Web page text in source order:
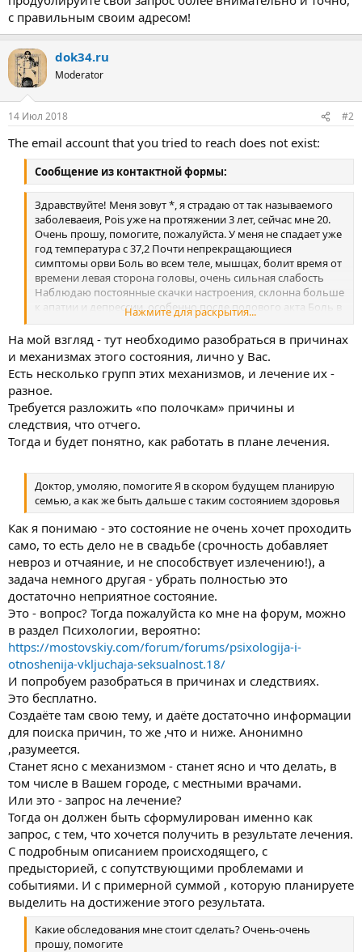
с правильным своим адресом!
dok34.ru
Moderator
14 Июл 2018 #2
The email account that you tried to reach does not exist:
Сообщение из контактной формы:
Здравствуйте! Меня зовут *, я страдаю от так называемого
заболеваеия, Pois уже на протяжении 3 лет, сейчас мне 20.
Очень прошу, помогите, пожалуйста. У меня не спадает уже
год температура с 37,2 Почти непрекращающиеся
симптомы орви Боль во всем теле, мышцах, болит время от
времени левая сторона головы, очень сильная слабость
Наблюдаю постоянные скачки настроения, склонна больше
к апатии и депрессии, особенно после полового акта Боль в
глазах, тревожность, панические атаки, иногда
сосредоточиться бывает сложно. Но через 3-7 дня после
полового акта симптомы идут на спад
Нажмите для раскрытия...
На мой взгляд - тут необходимо разобраться в причинах
и механизмах этого состояния, лично у Вас.
Есть несколько групп этих механизмов, и лечение их -
разное.
Требуется разложить «по полочкам» причины и
следствия, что отчего.
Тогда и будет понятно, как работать в плане лечения.
Доктор, умоляю, помогите Я в скором будущем планирую
семью, а как же быть дальше с таким состоянием здоровья
Как я понимаю - это состояние не очень хочет проходить
само, то есть дело не в свадьбе (срочность добавляет
невроз и отчаяние, и не способствует излечению!), а
задача немного другая - убрать полностью это
достаточно неприятное состояние.
Это - вопрос? Тогда пожалуйста ко мне на форум, можно
в раздел Психологии, вероятно:
https://mostovskiy.com/forum/forums/psixologija-i-
otnoshenija-vkljuchaja-seksualnost.18/
И попробуем разобраться в причинах и следствиях.
Это бесплатно.
Создаёте там свою тему, и даёте достаточно информации
для поиска причин, то же ,что и ниже. Анонимно
,разумеется.
Станет ясно с механизмом - станет ясно и что делать, в
том числе в Вашем городе, с местными врачами.
Или это - запрос на лечение?
Тогда он должен быть сформулирован именно как
запрос, с тем, что хочется получить в результате лечения.
С подробным описанием происходящего, с
предысторией, с сопутствующими проблемами и
событиями. И с примерной суммой , которую планируете
выделить на достижение этого результата.
Какие обследования мне стоит сделать? Очень-очень
прошу, помогите